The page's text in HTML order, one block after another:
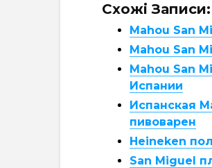
Схожі Записи:
Mahou San
Mahou San
Mahou San
Испании
Испанская
пивоварен
Heineken
San Miguel